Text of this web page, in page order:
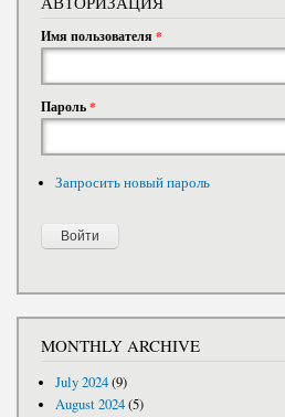
Имя пользователя *
Пароль*
Запросить новый пароль
MONTHLY ARCHIVE
July 2024(9)
August 2024(5)